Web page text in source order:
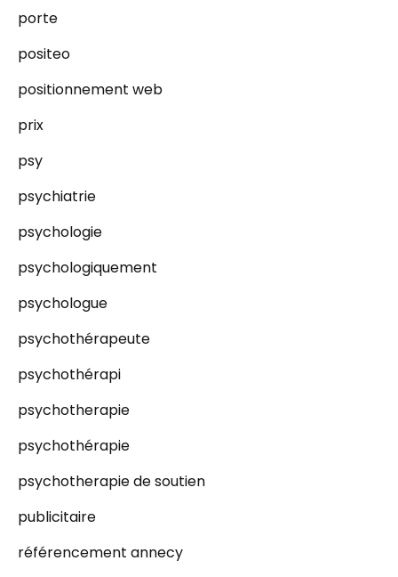
porte
positeo
positionnement web
prix
psy
psychiatrie
psychologie
psychologiquement
psychologue
psychothérapeute
psychothérapi
psychotherapie
psychothérapie
psychotherapie de soutien
publicitaire
référencement annecy